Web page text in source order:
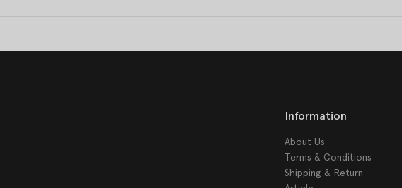
Information
About Us
Terms & Conditions
Shipping & Return